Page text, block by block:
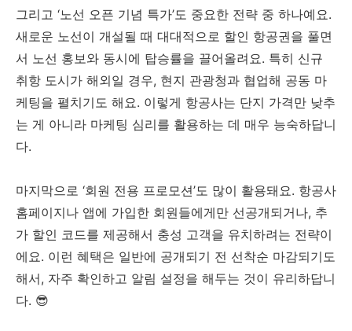
그리고 ‘노선 오픈 기념 특가’도 중요한 전략 중 하나예요.
새로운 노선이 개설될 때 대대적으로 할인 항공권을 풀면
서 노선 홍보와 동시에 탑승률을 끌어올려요. 특히 신규
취항 도시가 해외일 경우, 현지 관광청과 협업해 공동 마
케팅을 펼치기도 해요. 이렇게 항공사는 단지 가격만 낮추
는 게 아니라 마케팅 심리를 활용하는 데 매우 능숙하답니
다.
마지막으로 ‘회원 전용 프로모션’도 많이 활용돼요. 항공사
홈페이지나 앱에 가입한 회원들에게만 선공개되거나, 추
가 할인 코드를 제공해서 충성 고객을 유치하려는 전략이
에요. 이런 혜택은 일반에 공개되기 전 선착순 마감되기도
해서, 자주 확인하고 알림 설정을 해두는 것이 유리하답니
다. 😎